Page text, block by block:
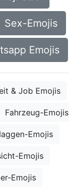
Sex-Emojis
Emojis
& Job Emojis
Fahrzeug-Emojis
Emojis
Emojis
Emojis